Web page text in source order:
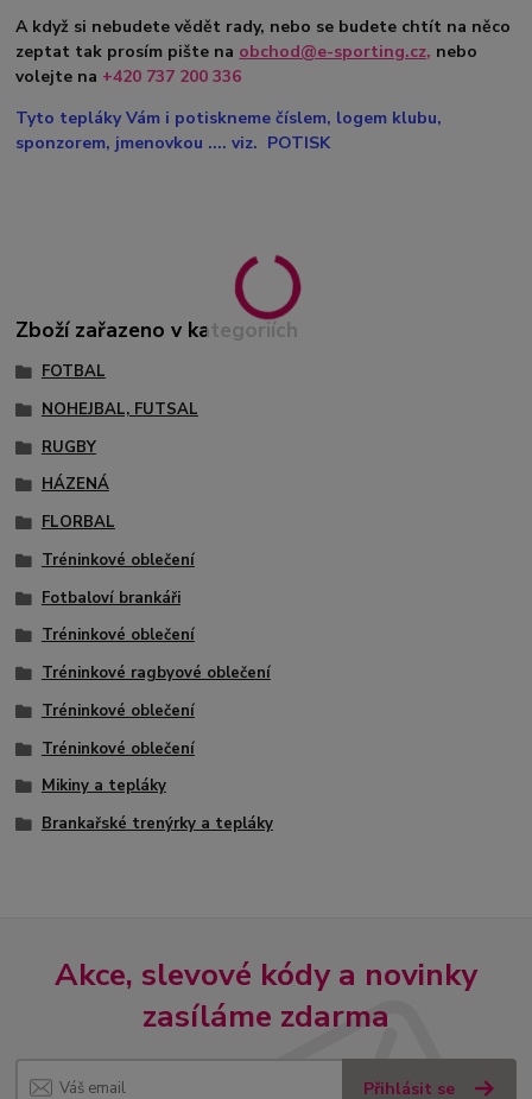
A když si nebudete vědět rady, nebo se budete chtít na něco
zeptat tak prosím pište na obchod@e-sporting.cz, nebo
volejte na +420 737 200 336
Tyto tepláky Vám i potiskneme číslem, logem klubu,
sponzorem, jmenovkou .... viz. POTISK
Zboží zařazeno v kategoriích
FOTBAL
NOHEJBAL, FUTSAL
RUGBY
HÁZENÁ
FLORBAL
Tréninkové oblečení
Fotbaloví brankáři
Tréninkové oblečení
Tréninkové ragbyové oblečení
Tréninkové oblečení
Tréninkové oblečení
Mikiny a tepláky
Brankařské trenýrky a tepláky
Akce, slevové kódy a novinky
zasíláme zdarma
Přihlásit se